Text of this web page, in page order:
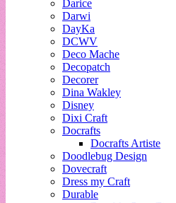
Darice
Darwi
DayKa
DCWV
Deco Mache
Decopatch
Decorer
Dina Wakley
Disney
Dixi Craft
Docrafts
Docrafts Artiste
Doodlebug Design
Dovecraft
Dress my Craft
Durable